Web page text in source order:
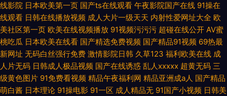
线影院 日本欧美第一页 国产ts在线观看 午夜影院国产在线 91操在
线观看 日韩在线播放视频 成人大片一级天天 内射性爱网址大全 欧
美社区第一页 欧美在线视频播放 91视频污污污 超碰在线公开 AV蜜
桃吃瓜 日本欧美在线看 国产精选免费视频 国产精品91视频 69热最
新网址 无码白丝强行免费 激情影院日韩 久草123 福利欧美在线 成
人片无码 日韩成人极品视频 国产在线诱惑 乱人xxxxx 超黄无码 三
级黄色图片 91免费看视频 精品午夜福利网 精品亚洲成a人 国产精品
萌白酱 日本理论 91操电影 91一区 成人精品无 91国产小视频 日韩美